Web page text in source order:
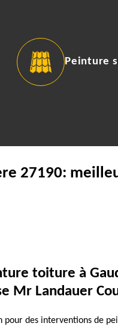
Peinture
27190:
toiture à
Mr Landauer
pour des interventions de